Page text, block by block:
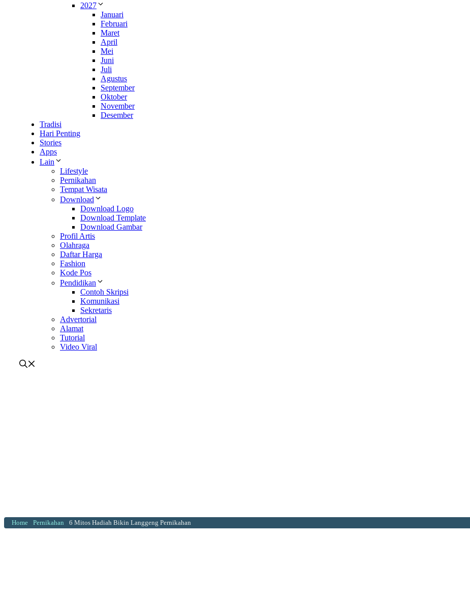
2027
Januari
Februari
Maret
April
Mei
Juni
Juli
Agustus
September
Oktober
November
Desember
Tradisi
Hari Penting
Stories
Apps
Lain
Lifestyle
Pernikahan
Tempat Wisata
Download
Download Logo
Download Template
Download Gambar
Profil Artis
Olahraga
Daftar Harga
Fashion
Kode Pos
Pendidikan
Contoh Skripsi
Komunikasi
Sekretaris
Advertorial
Alamat
Tutorial
Video Viral
Home Pernikahan 6 Mitos Hadiah Bikin Langgeng Pernikahan